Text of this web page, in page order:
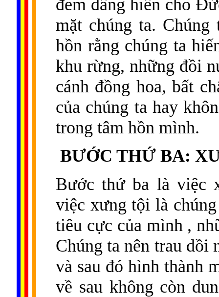
đem dâng hiến cho
mặt chúng ta.
hồn rằng chúng ta
khu rừng, những đồi
cánh đồng hoa, bất
của chúng ta hay
trong tâm hồn mình.
BƯỚC THỨ BA:
Bước thứ ba là việc
việc xưng tội là
tiêu cực của mình ,
Chúng ta nên trau dồi
và sau đó hình thành
về sau không còn